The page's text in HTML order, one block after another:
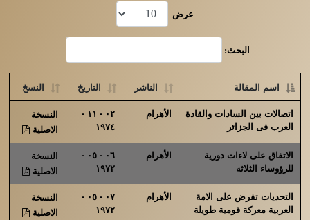
عرض
البحث:
اسم المقالة الناشر التاريخ
النسخ
اتصالات بين السادات والقادة
العرب فى الجزائر
الأهرام
٠٢ - ١١ -
١٩٧٤
النسخة
الاصلية
الاتفاق على لاءات دورية
للرؤوساء الثلاثه
الأهرام
٠٦ - ٠٥ -
١٩٧٢
النسخة
الاصلية
التحديات تفرض على الامة
العربية معركة قومية طويلة
الأهرام
٠٧ - ٠٥ -
١٩٧٢
النسخة
الاصلية